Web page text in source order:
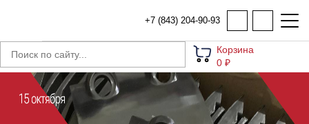
+7 (843) 204-90-93
Корзина
0 ₽